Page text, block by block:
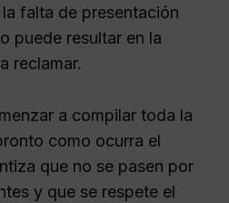
falta de presentación
puede resultar en la
reclamar.
a compilar toda la
como ocurra el
que no se pasen por
y que se respete el